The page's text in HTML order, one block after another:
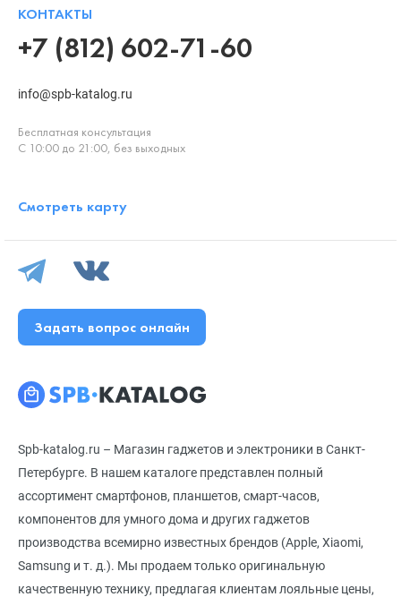
Spb-katalog.ru – Магазин гаджетов и электроники в Санкт-
Петербурге. В нашем каталоге представлен полный
ассортимент смартфонов, планшетов, смарт-часов,
компонентов для умного дома и других гаджетов
производства всемирно известных брендов (Apple, Xiaomi,
Samsung и т. д.). Мы продаем только оригинальную
качественную технику, предлагая клиентам лояльные цены,
КОНТАКТЫ
+7 (812) 602-71-60
info@spb-katalog.ru
Бесплатная консультация
С 10:00 до 21:00, без выходных
Смотреть карту
Задать вопрос онлайн